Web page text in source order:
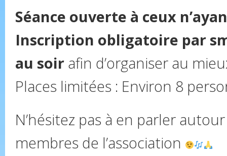
Séance ouverte à ceux
Inscription obligatoire par
au soir afin d’organiser au
Places limitées : Environ 8
N’hésitez pas à en parler
membres de l’association